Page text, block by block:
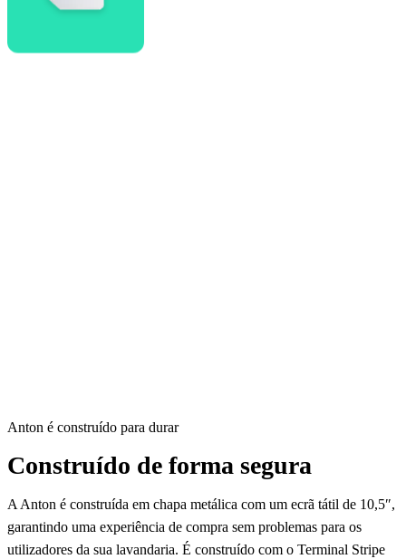
Anton é construído para durar
Construído de forma segura
A Anton é construída em chapa metálica com um ecrã tátil de 10,5″,
garantindo uma experiência de compra sem problemas para os
utilizadores da sua lavandaria. É construído com o Terminal Stripe